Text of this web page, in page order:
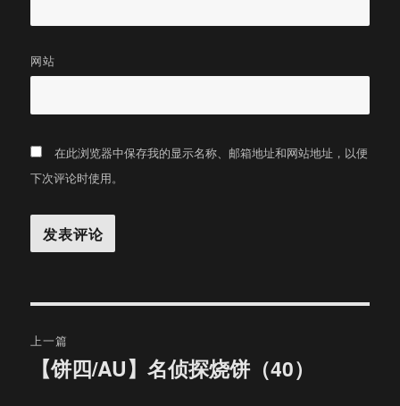
网站
在此浏览器中保存我的显示名称、邮箱地址和网站地址，以便
下次评论时使用。
章
上一篇
【饼四/AU】名侦探烧饼（40）